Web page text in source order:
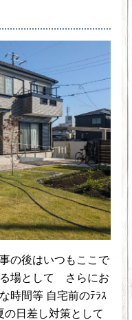
の後はいつもここで
場として さらにお
時間等 自宅前のﾃﾗｽ
日差し対策として